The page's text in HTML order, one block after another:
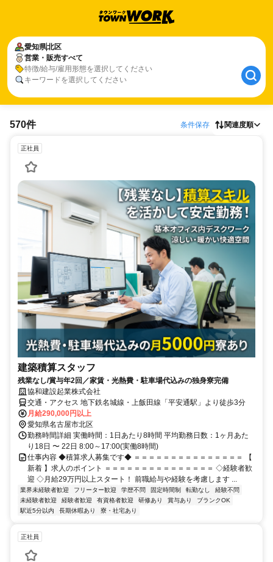
愛知県北区
営業・販売すべて
特徴/給与/雇用形態を選択してください
キーワードを選択してください
570件 条件保存 関連度順
正社員
建築積算スタッフ
残業なし/賞与年2回／家賃・光熱費・駐車場代込みの独身寮完備
協和建設起業株式会社
交通・アクセス 地下鉄名城線・上飯田線「平安通駅」より徒歩3分
月給290,000円以上
愛知県名古屋市北区
勤務時間詳細 実働時間：1日あたり8時間 平均勤務日数：1ヶ月あた
り18日 〜 22日 8:00～17:00(実働8時間)
仕事内容 ◆積算求人募集です◆ ＝＝＝＝＝＝＝＝＝＝＝＝＝＝＝ 【
新着 】求人のポイント ＝＝＝＝＝＝＝＝＝＝＝＝＝＝＝ ◇経験者歓
迎 ◇月給29万円以上スタート！ 前職給与や経験を考慮します ...
業界未経験者歓迎 フリーター歓迎 学歴不問 固定時間制 転勤なし
経験不問
未経験者歓迎
経験者歓迎 有資格者歓迎 研修あり 賞与あり
ブランクOK
駅近5分以内
長期休暇あり 寮・社宅あり
正社員